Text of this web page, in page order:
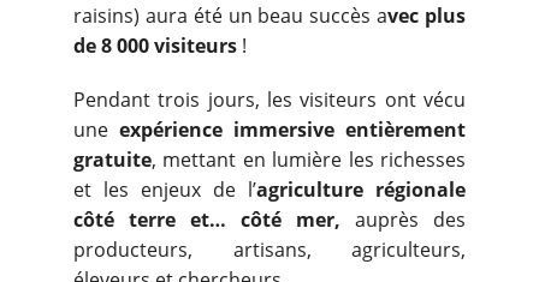
raisins) aura été un beau succès avec plus
de 8 000 visiteurs !
Pendant trois jours, les visiteurs ont vécu
une expérience immersive entièrement
gratuite, mettant en lumière les richesses
et les enjeux de l’agriculture régionale
côté terre et… côté mer, auprès des
producteurs, artisans, agriculteurs,